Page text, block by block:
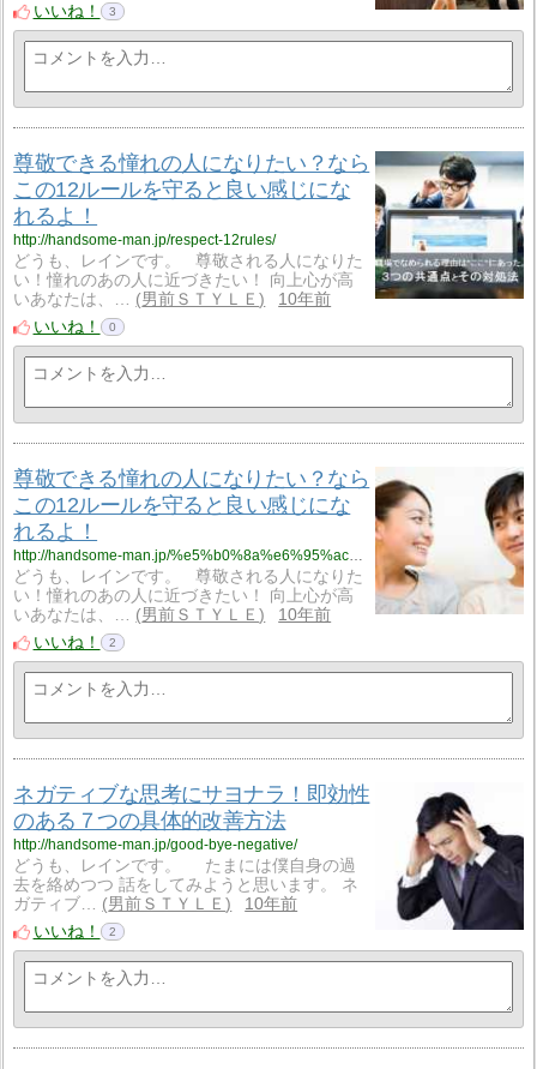
いいね！
3
尊敬できる憧れの人になりたい？なら
この12ルールを守ると良い感じにな
れるよ！
http://handsome-man.jp/respect-12rules/
どうも、レインです。 尊敬される人になりた
い！憧れのあの人に近づきたい！ 向上心が高
いあなたは、…
男前ＳＴＹＬＥ
10年前
いいね！
0
尊敬できる憧れの人になりたい？なら
この12ルールを守ると良い感じにな
れるよ！
どうも、レインです。 尊敬される人になりた
い！憧れのあの人に近づきたい！ 向上心が高
いあなたは、…
男前ＳＴＹＬＥ
10年前
いいね！
2
ネガティブな思考にサヨナラ！即効性
のある７つの具体的改善方法
http://handsome-man.jp/good-bye-negative/
どうも、レインです。 たまには僕自身の過
去を絡めつつ 話をしてみようと思います。 ネ
ガティブ…
男前ＳＴＹＬＥ
10年前
いいね！
2